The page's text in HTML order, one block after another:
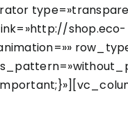
shop.eco-